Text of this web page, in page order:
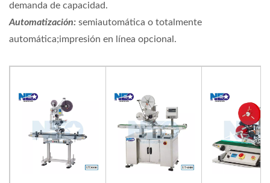
demanda de capacidad.
Automatización: semiautomática o totalmente
automática;impresión en línea opcional.